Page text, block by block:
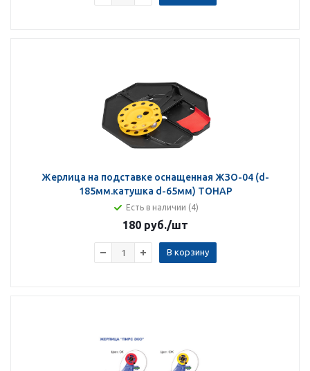
Жерлица на подставке оснащенная ЖЗО-04 (d-
185мм.катушка d-65мм) ТОНАР
Есть в наличии (4)
180 руб./шт
В корзину